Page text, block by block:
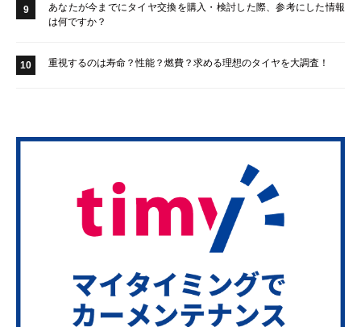
9
あなたが今までにタイヤ交換を購入・検討した際、参考にした情報
は何ですか？
10 重視するのは寿命？性能？燃費？求める理想のタイヤを大調査！